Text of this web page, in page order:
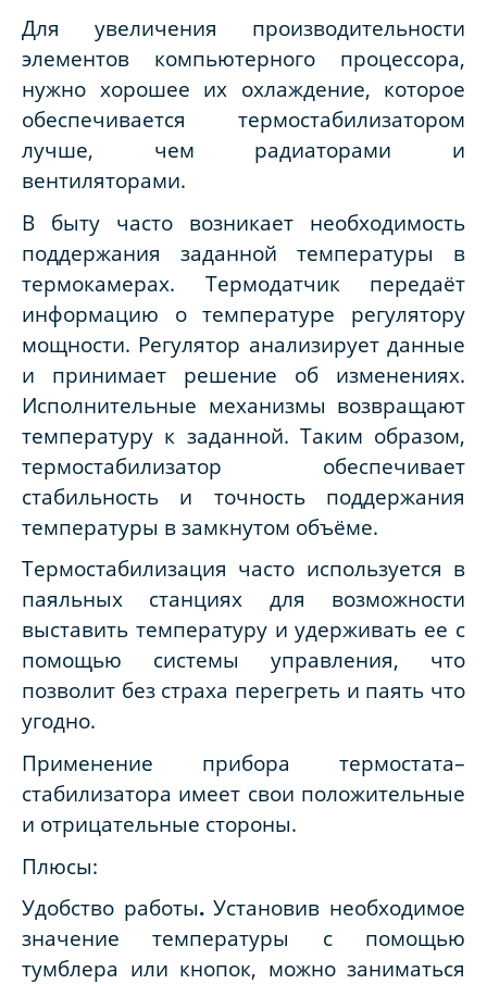
Для увеличения производительности
элементов компьютерного процессора,
нужно хорошее их охлаждение, которое
обеспечивается термостабилизатором
лучше, чем радиаторами и
вентиляторами.
В быту часто возникает необходимость
поддержания заданной температуры в
термокамерах. Термодатчик передаёт
информацию о температуре регулятору
мощности. Регулятор анализирует данные
и принимает решение об изменениях.
Исполнительные механизмы возвращают
температуру к заданной. Таким образом,
термостабилизатор обеспечивает
стабильность и точность поддержания
температуры в замкнутом объёме.
Термостабилизация часто используется в
паяльных станциях для возможности
выставить температуру и удерживать ее с
помощью системы управления, что
позволит без страха перегреть и паять что
угодно.
Применение прибора термостата–
стабилизатора имеет свои положительные
и отрицательные стороны.
Плюсы:
Удобство работы.Установив необходимое
значение температуры с помощью
тумблера или кнопок, можно заниматься